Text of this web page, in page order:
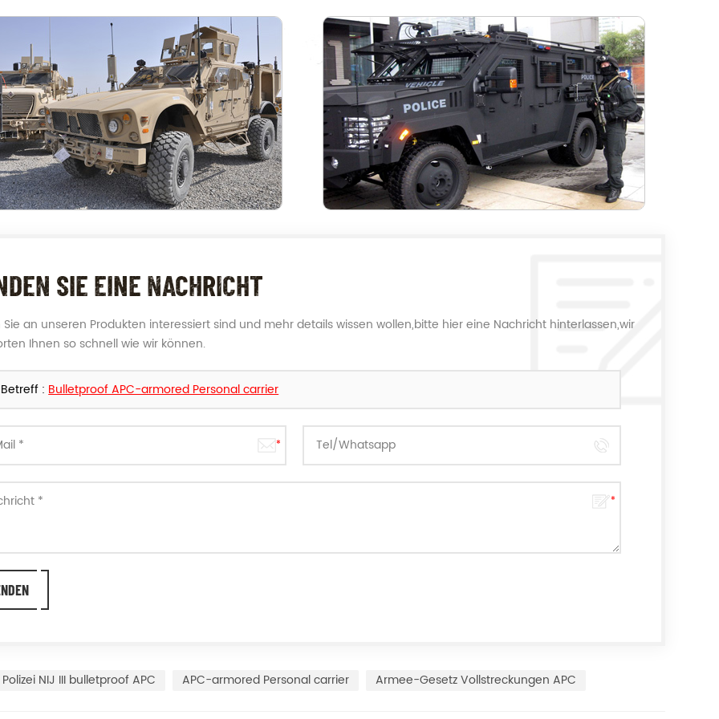
SIE EINE NACHRICHT
Sie an unseren Produkten interessiert sind und mehr details wissen wollen,bitte hier eine Nachricht hinterlassen,wir
Ihnen so schnell wie wir können.
Betreff :Bulletproof APC-armored Personal carrier
Polizei NIJ III bulletproof APC APC-armored Personal carrier Armee-Gesetz Vollstreckungen APC